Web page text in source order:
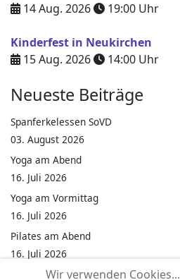
14 Aug. 2026
19:00 Uhr
Kinderfest in Neukirchen
15 Aug. 2026
14:00 Uhr
Neueste Beiträge
Spanferkelessen SoVD
03. August 2026
Yoga am Abend
16. Juli 2026
Yoga am Vormittag
16. Juli 2026
Pilates am Abend
16. Juli 2026
Jumping Fitness Intervall
Wir verwenden Cookies...